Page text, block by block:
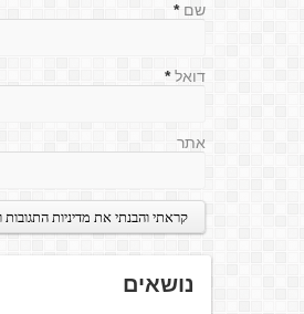
שם *
דואל *
אתר
נושאים